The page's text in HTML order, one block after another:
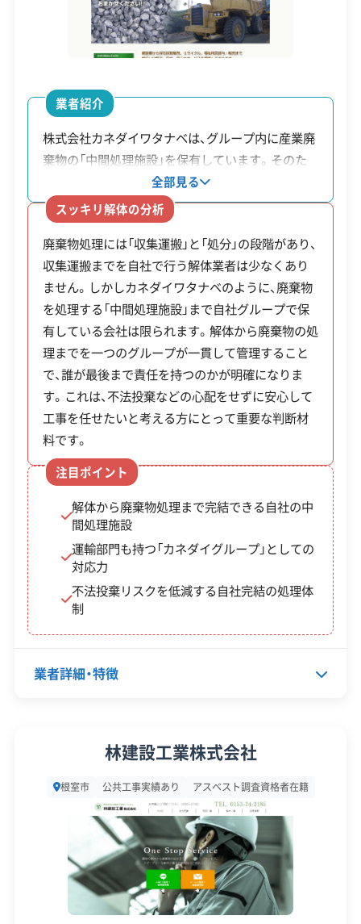
解体工事・空き家対策の補助金
直接的な解体補助金はありませんが、解体後の
固定資産税を3年間据え置く独自の税制優遇措
置が設けられています。
制度名 補助金額・率
根室市特定空
家等の所在地
に係る固定資
産税の減免
解体後3年間、土地
の固定資産税を住
宅があった時と同
等の額まで減免
「特定空家
等」に認定
された家
屋の敷地
住宅火災廃棄
物の処理手数
料免除
処理手数料を全額
住宅火災
で発生し
やがれき
根室市には、一般的な老朽空き家の解体費用に対す
る直接的な補助金制度はありません。しかしその代
わりに、解体によって土地の固定資産税が急増する
のを防ぐ税の減免措置があり、これが所有者が解体
を進める上で、大きな後押しになっています。
※制度の最新情報や申請様式は、必ず自治体の公式
廃棄物処理と分別ルール
市内の処理場へ搬入しますが、日曜定休などの
制約があり、一部の廃棄物は釧路などへの長距
建築物石綿含有建材調査者
解体工事施工技士
1級土木施工管理技士
1級建設機械施工管理技士
安全対策・リスク管理
工事賠償責任保険 違反歴なし 表彰・受賞
現場清掃
ISO認証
電子マニフェスト 地域貢献・ボランティア
顧客対応・サービス(17)
自社ホームページ 無料見積もり 不要品回収
不要品買取
不動産取引
補助金・助成金申請 土地活用
滅失登記
建設リサイクル届
近隣挨拶
翌営業日連絡
クレジットカード
解体ローン SNS 土対応
日祝対応
※項目にカーソルを合わせると詳細な説明が表示されます。
業者紹介
株式会社カネダイワタナベは、グループ内に産業廃
棄物の「中間処理施設」を保有しています。そのた
め、多くの業者が外部に委託する廃棄物の処理を自
社グループ内で完結させられます。同じグループ内
に運輸会社もあるため、解体工事から廃棄物の収集
運搬・処理までを一貫して管理しています。依頼主
にとっては工事後の廃棄物がどのように処理され
るか明確になるため、不法投棄などのトラブルに巻
き込まれるリスクを低減できます。また、外部委託
に伴う中間マージンが発生しにくい点も特徴です。
全部見る
スッキリ解体の分析
廃棄物処理には「収集運搬」と「処分」の段階があり、
収集運搬までを自社で行う解体業者は少なくあり
ません。しかしカネダイワタナベのように、廃棄物
を処理する「中間処理施設」まで自社グループで保
有している会社は限られます。解体から廃棄物の処
理までを一つのグループが一貫して管理すること
で、誰が最後まで責任を持つのかが明確になりま
す。これは、不法投棄などの心配をせずに安心して
工事を任せたいと考える方にとって重要な判断材
料です。
注目ポイント
解体から廃棄物処理まで完結できる自社の中
間処理施設
運輸部門も持つ「カネダイグループ」としての
対応力
不法投棄リスクを低減する自社完結の処理体
制
業者詳細・特徴
1957年10月
2,000万円
電話番号 0153-24-2607
営業時間 9:00～19:00
林建設工業株式会社
根室市 公共工事実績あり アスベスト調査資格者在籍